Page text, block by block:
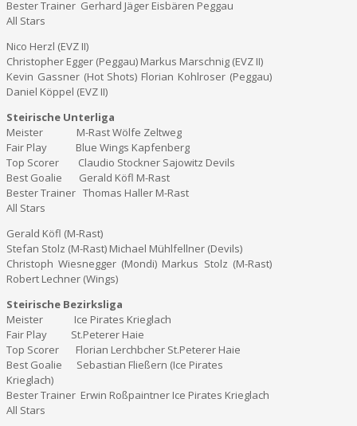
Bester Trainer Gerhard Jäger Eisbären Peggau
All Stars
Nico Herzl (EVZ II)
Christopher Egger (Peggau) Markus Marschnig (EVZ II)
Kevin Gassner (Hot Shots) Florian Kohlroser (Peggau)
Daniel Köppel (EVZ II)
Steirische Unterliga
Meister M-Rast Wölfe Zeltweg
Fair Play Blue Wings Kapfenberg
Top Scorer Claudio Stockner Sajowitz Devils
Best Goalie Gerald Köfl M-Rast
Bester Trainer Thomas Haller M-Rast
All Stars
Gerald Köfl (M-Rast)
Stefan Stolz (M-Rast) Michael Mühlfellner (Devils)
Christoph Wiesnegger (Mondi) Markus Stolz (M-Rast)
Robert Lechner (Wings)
Steirische Bezirksliga
Meister Ice Pirates Krieglach
Fair Play St.Peterer Haie
Top Scorer Florian Lerchbcher St.Peterer Haie
Best Goalie Sebastian Fließern (Ice Pirates
Krieglach)
Bester Trainer Erwin Roßpaintner Ice Pirates Krieglach
All Stars